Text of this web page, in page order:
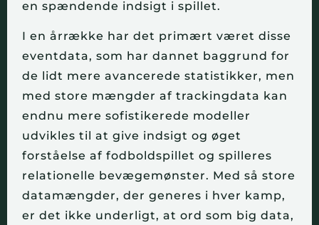
en spændende indsigt i spillet.
I en årrække har det primært været disse
eventdata, som har dannet baggrund for
de lidt mere avancerede statistikker, men
med store mængder af trackingdata kan
endnu mere sofistikerede modeller
udvikles til at give indsigt og øget
forståelse af fodboldspillet og spilleres
relationelle bevægemønster. Med så store
datamængder, der generes i hver kamp,
er det ikke underligt, at ord som big data,